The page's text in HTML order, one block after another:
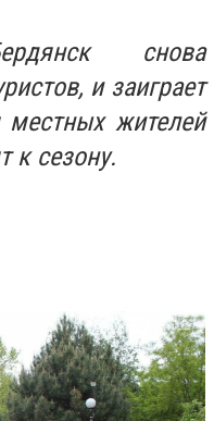
снова
и заиграет
жителей
к сезону.